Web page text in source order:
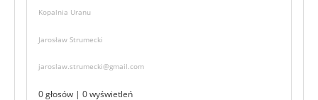
Kopalnia Uranu
Jarosław Strumecki
jaroslaw.strumecki@gmail.com
0 głosów | 0 wyświetleń